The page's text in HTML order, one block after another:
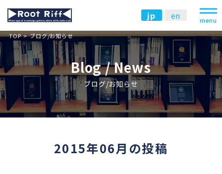
jp en menu
TOP ブログ/お知らせ
Blog / News
ブログ/お知らせ
2015年06月の投稿